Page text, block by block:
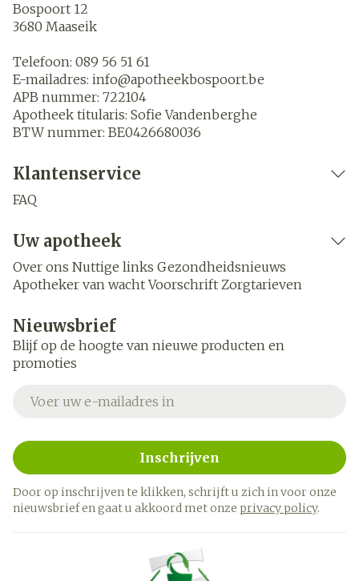
Bospoort 12
3680 Maaseik
Telefoon: 089 56 51 61
E-mailadres: info@apotheekbospoort.be
APB nummer: 722104
Apotheek titularis: Sofie Vandenberghe
BTW nummer: BE0426680036
Klantenservice
FAQ
Uw apotheek
Over ons Nuttige links Gezondheidsnieuws
Apotheker van wacht Voorschrift Zorgtarieven
Nieuwsbrief
Blijf op de hoogte van nieuwe producten en
promoties
Inschrijven
Door op inschrijven te klikken, schrijft u zich in voor onze
nieuwsbrief en gaat u akkoord met onze privacy policy.